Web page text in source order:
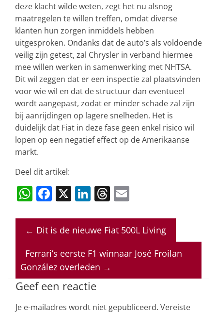
deze klacht wilde weten, zegt het nu alsnog
maatregelen te willen treffen, omdat diverse
klanten hun zorgen inmiddels hebben
uitgesproken. Ondanks dat de auto’s als voldoende
veilig zijn getest, zal Chrysler in verband hiermee
mee willen werken in samenwerking met NHTSA.
Dit wil zeggen dat er een inspectie zal plaatsvinden
voor wie wil en dat de structuur dan eventueel
wordt aangepast, zodat er minder schade zal zijn
bij aanrijdingen op lagere snelheden. Het is
duidelijk dat Fiat in deze fase geen enkel risico wil
lopen op een negatief effect op de Amerikaanse
markt.
Deel dit artikel:
W
at
s
A
p
p
F
c
e
b
o
o
k
X Li
k
e
dI
n
T
re
a
d
ai
l
← Dit is de nieuwe Fiat 500L Living
Ferrari’s eerste F1 winnaar José Froilan
González overleden →
Geef een reactie
Je e-mailadres wordt niet gepubliceerd. Vereiste